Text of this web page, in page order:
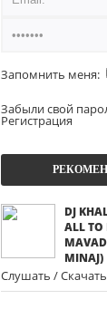
Запомнить меня:
Забыли свой
Регистрация
DJ
ALL TO
MINAJ)
Слушать / Скачать